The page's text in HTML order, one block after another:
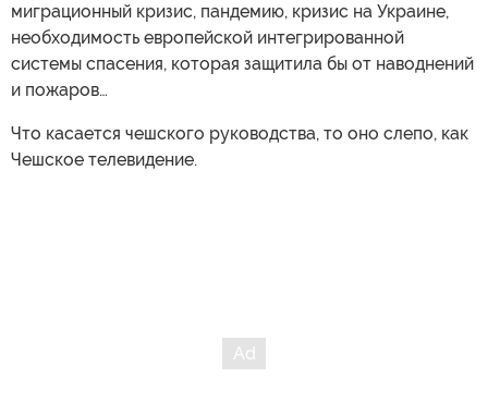
миграционный кризис, пандемию, кризис на Украине,
необходимость европейской интегрированной
системы спасения, которая защитила бы от наводнений
и пожаров…
Что касается чешского руководства, то оно слепо, как
Чешское телевидение.